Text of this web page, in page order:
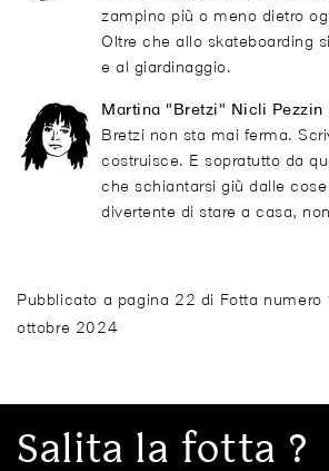
zampino più o meno dietro
Oltre che allo skateboarding
e al giardinaggio.
Martina "Bretzi" Nicli Pezzin
Bretzi non sta mai ferma.
costruisce. E sopratutto da
che schiantarsi giù dalle
divertente di stare a casa,
Pubblicato a pagina 22 di Fotta numero
ottobre 2024
Salita la fotta ?